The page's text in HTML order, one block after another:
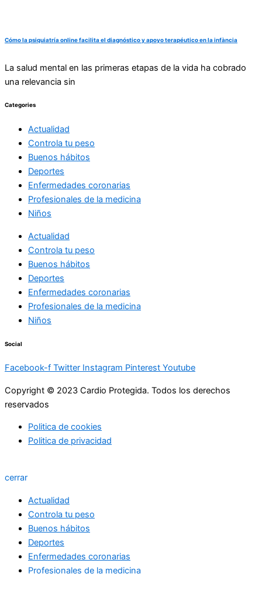
Cómo la psiquiatría online facilita el diagnóstico y apoyo terapéutico en la infància
La salud mental en las primeras etapas de la vida ha cobrado
una relevancia sin
Categories
Actualidad
Controla tu peso
Buenos hábitos
Deportes
Enfermedades coronarias
Profesionales de la medicina
Niños
Actualidad
Controla tu peso
Buenos hábitos
Deportes
Enfermedades coronarias
Profesionales de la medicina
Niños
Social
Facebook-f Twitter Instagram Pinterest Youtube
Copyright © 2023 Cardio Protegida. Todos los derechos
reservados
Politica de cookies
Politica de privacidad
cerrar
Actualidad
Controla tu peso
Buenos hábitos
Deportes
Enfermedades coronarias
Profesionales de la medicina